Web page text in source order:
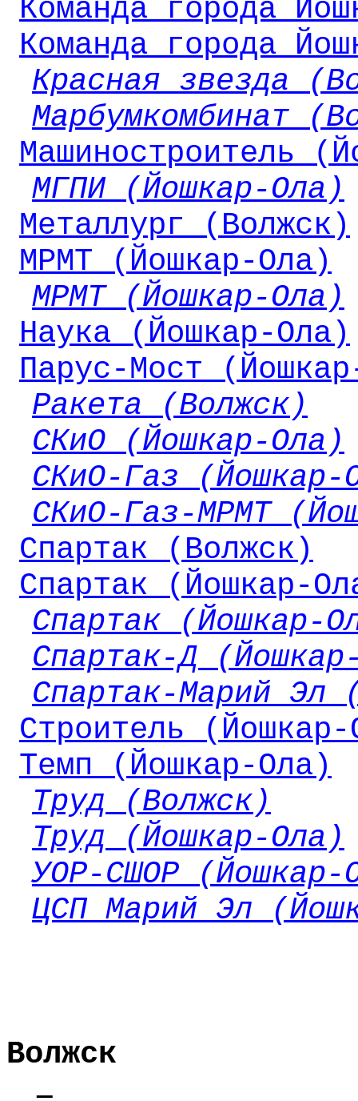
Команда города
Команда города
Красная звезда
Марбумкомбинат
Машиностроитель
МГПИ (Йошкар-Ола)
Металлург (Волжск)
МРМТ (Йошкар-Ола)
МРМТ (Йошкар-Ола)
Наука (Йошкар-Ола)
Парус-Мост
Ракета (Волжск)
СКиО (Йошкар-Ола)
СКиО-Газ (Йошкар-
СКиО-Газ-МРМТ
Спартак (Волжск)
Спартак (Йошкар-
Спартак (Йошкар-
Спартак-Д
Спартак-Марий Эл
Строитель
Темп (Йошкар-Ола)
Труд (Волжск)
Труд (Йошкар-Ола)
УОР-СШОР (Йошкар-
ЦСП Марий Эл
Волжск